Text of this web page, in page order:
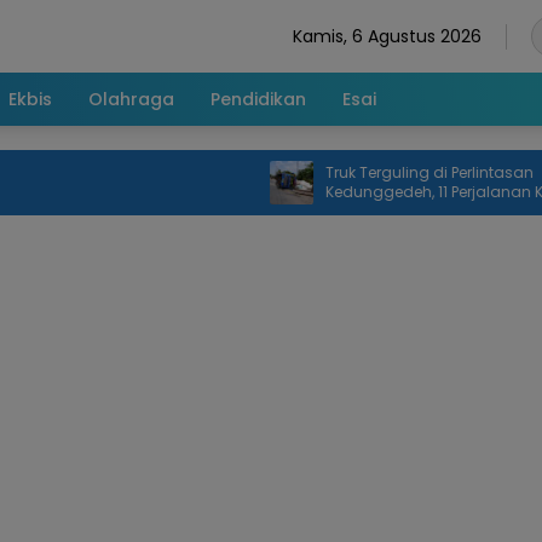
Kamis, 6 Agustus 2026
Ekbis Olahraga Pendidikan Esai
Truk Terguling di Perlintasan
Kedunggedeh, 11 Perjalanan Kereta Api
Terdampak